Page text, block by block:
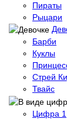
Пираты
Рыцари
Барби
Куклы
Стрей
Твайс
Цифра 1